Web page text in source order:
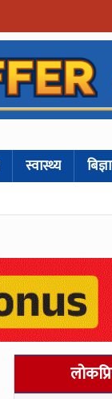
स्वास्थ्य